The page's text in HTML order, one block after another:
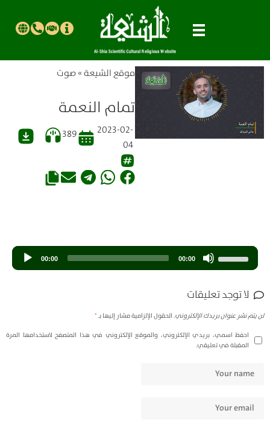
موقع الشیعة»صوت
تمام النعمة
2023-02-
04
389
مشغل
الصوت
00:00 00:00استخدم
مفاتيح
أعلى/
أسفل
أو
مستوى
لا توجد تعليقات
لن يتم نشر عنوان بريدك الإلكتروني.الحقول الإلزامية مشار إليها بـ*
احفظ اسمي، بريدي الإلكتروني، والموقع الإلكتروني في هذا المتصفح لاستخدامها المرة
المقبلة في تعليقي.